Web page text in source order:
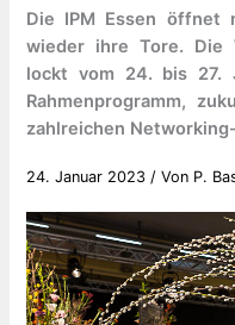
Die IPM Essen öffnet
wieder ihre Tore. Die
lockt vom 24. bis 27.
Rahmenprogramm,
zahlreichen
24. Januar 2023 / Von P.